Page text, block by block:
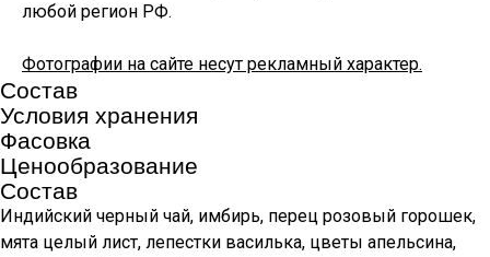
любой регион РФ.
Фотографии на сайте несут рекламный характер.
Состав
Условия хранения
Фасовка
Ценообразование
Состав
Индийский черный чай, имбирь, перец розовый горошек,
мята целый лист, лепестки василька, цветы апельсина,